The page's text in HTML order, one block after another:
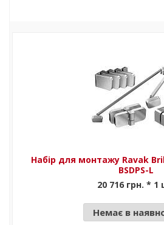
Набір для монтажу Ravak
BSDPS-L
20 716 грн. * 1
Немає в